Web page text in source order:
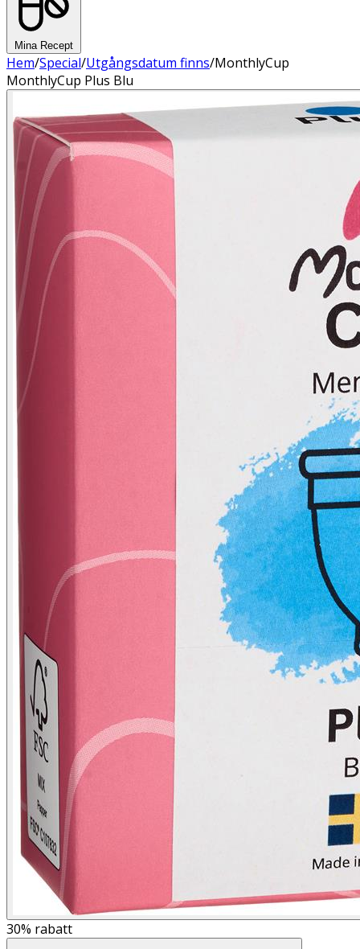
Mina Recept
Hem/Special/Utgångsdatum finns/MonthlyCup
MonthlyCup Plus Blu
30% rabatt